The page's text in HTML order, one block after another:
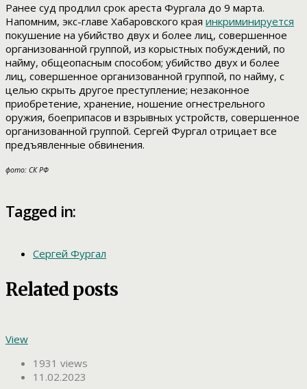
Ранее суд продлил срок ареста Фургала до 9 марта.
Напомним, экс-главе Хабаровского края инкриминируется
покушение на убийство двух и более лиц, совершенное
организованной группой, из корыстных побуждений, по
найму, общеопасным способом; убийство двух и более
лиц, совершенное организованной группой, по найму, с
целью скрыть другое преступление; незаконное
приобретение, хранение, ношение огнестрельного
оружия, боеприпасов и взрывных устройств, совершенное
организованной группой. Сергей Фургал отрицает все
предъявленные обвинения.
фото: СК РФ
Tagged in:
Сергей Фургал
Related posts
View
1931 views
11.02.2023